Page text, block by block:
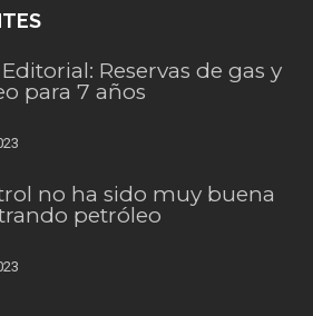
Reservas de gas y
para 7 años
no ha sido muy buena
petróleo